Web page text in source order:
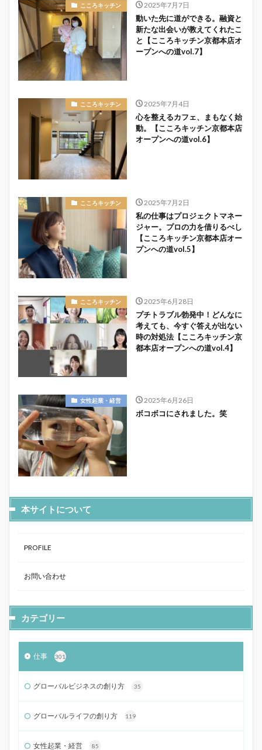
こころキッチン 2025年7月7日
動いた先に道ができる。融資と
新たな出会いが教えてくれたこ
と【こころキッチン京都本店オ
ープンへの道vol.7】
こころキッチン 2025年7月4日
心を整えるカフェ、まもなく始
動。【こころキッチン京都本店
オープンへの道vol.6】
こころキッチン 2025年7月2日
私の仕事はプロジェクトマネー
ジャー。プロの力を借りるべし
【こころキッチン京都本店オー
プンへの道vol.5】
こころキッチン 2025年6月28日
プチトラブル勃発中！どんなに
考えても、今すぐ答えが出ない
時の対処法【こころキッチン京
都本店オープンへの道vol.4】
女性起業・経営 2025年6月26日
ボコボコにされました。笑
本サイトについて
PROFILE
お問い合わせ
カテゴリー
仕事 301
グローバルビジネスの創り方 35
グローバルライフの創り方 119
女性起業・経営 85